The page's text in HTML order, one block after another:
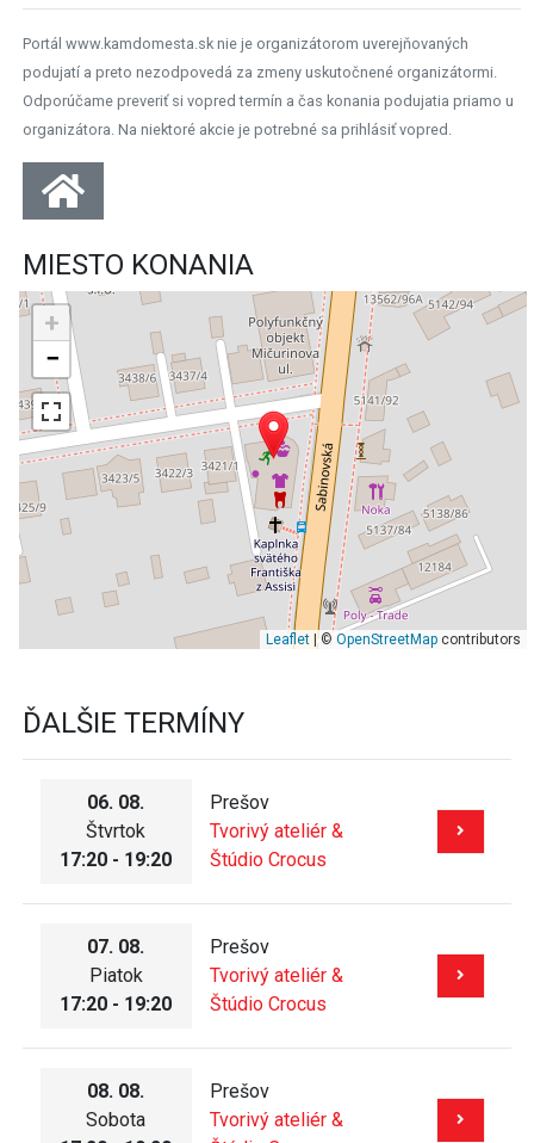
Portál www.kamdomesta.sk nie je organizátorom uverejňovaných
podujatí a preto nezodpovedá za zmeny uskutočnené organizátormi.
Odporúčame preveriť si vopred termín a čas konania podujatia priamo u
organizátora. Na niektoré akcie je potrebné sa prihlásiť vopred.
MIESTO KONANIA
+
−
Leaflet| © OpenStreetMapcontributors
ĎALŠIE TERMÍNY
06. 08.
Štvrtok
17:20 - 19:20
Prešov
Tvorivý ateliér &
Štúdio Crocus
07. 08.
Piatok
17:20 - 19:20
Prešov
Tvorivý ateliér &
Štúdio Crocus
08. 08.
Sobota
Prešov
Tvorivý ateliér &